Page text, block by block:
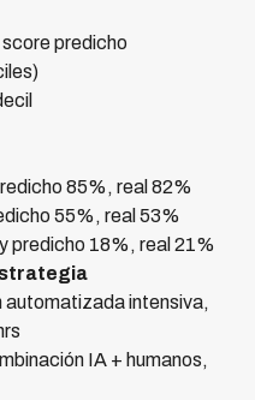
predicho
85%, real 82%
55%, real 53%
predicho 18%, real 21%
intensiva,
IA + humanos,